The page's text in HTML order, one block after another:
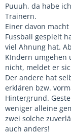
Puuuh, da habe
Trainern.
Einer davon
Fussball gespielt
viel Ahnung hat.
KIndern umgehen
nicht, meldet er
Der andere hat
erklären bzw.
Hintergrund.
weniger alleine
zwei solche
auch anders!